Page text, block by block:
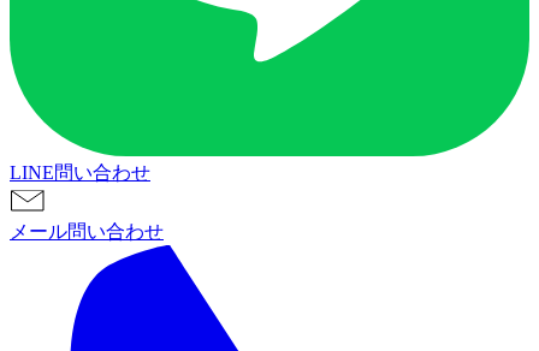
LINE問い合わせ
メール問い合わせ